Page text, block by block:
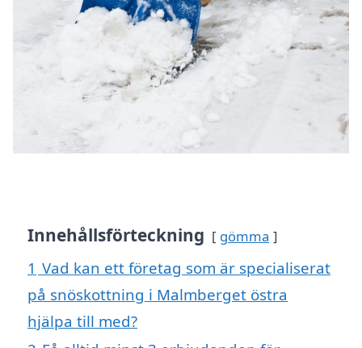
Innehållsförteckning gömma
1 Vad kan ett företag som är specialiserat
på snöskottning i Malmberget östra
hjälpa till med?